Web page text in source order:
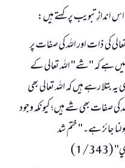
اس اندازِ تبویب پر کہتے ہیں:
کی ذات اور اللہ کی صفات پر
ہے کہ "شے" اللہ تعالی کے
رہے ہیں کہ اللہ تعالی بھی
صفات بھی شے ہیں؛ کیونکہ وجود
جائز ہے۔" ختم شد
343)